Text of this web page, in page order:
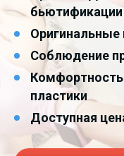
бьютификации
Оригинальные
Соблюдение
Комфортность
пластики
Доступная